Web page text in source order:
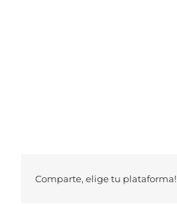
Comparte, elige tu plataforma!